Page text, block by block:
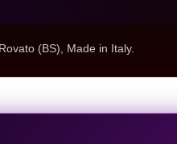
(BS), Made in Italy.